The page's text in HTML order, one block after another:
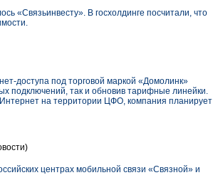
«Связьинвесту». В госхолдинге посчитали, что
доступа под торговой маркой «Домолинк»
подключений, так и обновив тарифные линейки.
на территории ЦФО, компания планирует
центрах мобильной связи «Связной» и